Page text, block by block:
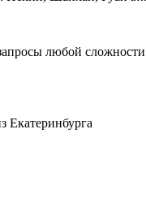
любой сложности
Екатеринбурга